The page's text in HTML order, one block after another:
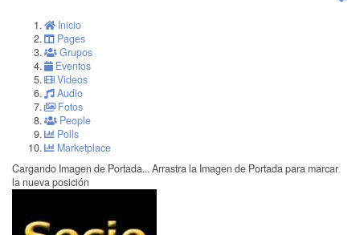
Inicio
Pages
Grupos
Eventos
Videos
Audio
Fotos
People
Polls
Marketplace
Cargando Imagen de Portada... Arrastra la Imagen de Portada para marcar
la nueva posición